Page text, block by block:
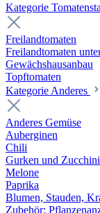
Kategorie
Freilandtomaten
Freilandtomaten
Gewächshausanbau
Topftomaten
Kategorie Anderes
Anderes Gemüse
Auberginen
Chili
Gurken und Zucchini
Melone
Paprika
Blumen, Stauden,
Zubehör: